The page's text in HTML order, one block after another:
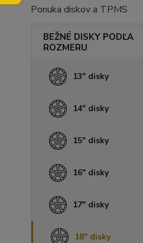
Ponuka diskov a TPMS
BEŽNÉ DISKY PODĽA
ROZMERU
13" disky
14" disky
15" disky
16" disky
17" disky
18" disky